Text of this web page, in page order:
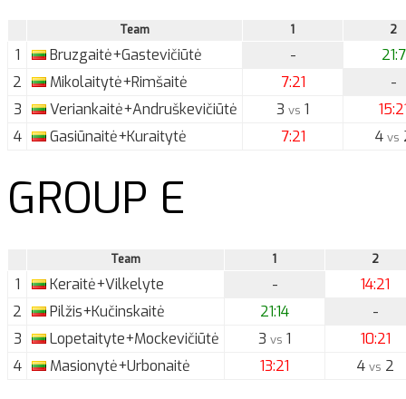
Team 1 2
1 Bruzgaitė+Gastevičiūtė -
21:7
2
Mikolaitytė+Rimšaitė 7:21
-
3
Veriankaitė+Andruškevičiūtė 3 vs 1
4
Gasiūnaitė+Kuraitytė 7:21 4vs
GROUP E
Team 1 2
1 Keraitė+Vilkelyte -
14:21
2
Pilžis+Kučinskaitė 21:14
-
3
Lopetaityte+Mockevičiūtė 3 vs 1
10:21
4
Masionytė+Urbonaitė 13:21 4vs 2